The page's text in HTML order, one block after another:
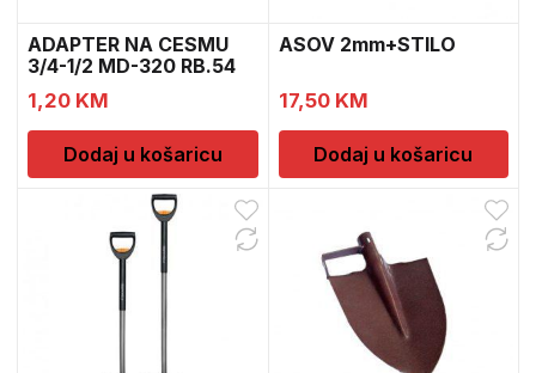
ADAPTER NA CESMU
3/4-1/2 MD-320 RB.54
1,20 KM
Dodaj u košaricu
ASOV 2mm+STILO
17,50 KM
Dodaj u košaricu